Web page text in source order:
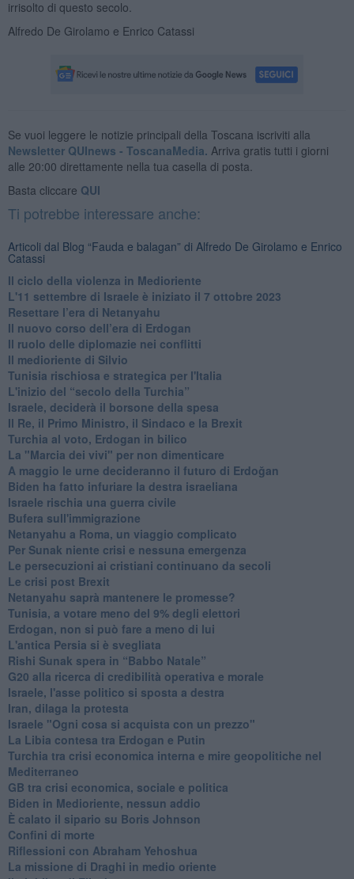
irrisolto di questo secolo.
Alfredo De Girolamo e Enrico Catassi
Se vuoi leggere le notizie principali della Toscana iscriviti alla
Newsletter QUInews - ToscanaMedia. Arriva gratis tutti i giorni
alle 20:00 direttamente nella tua casella di posta.
Basta cliccare QUI
Ti potrebbe interessare anche:
Articoli dal Blog “Fauda e balagan” di Alfredo De Girolamo e Enrico
Catassi
Il ciclo della violenza in Medioriente
L'11 settembre di Israele è iniziato il 7 ottobre 2023
Resettare l’era di Netanyahu
​Il nuovo corso dell’era di Erdogan
Il ruolo delle diplomazie nei conflitti
Il medioriente di Silvio
Tunisia rischiosa e strategica per l'Italia
L'inizio del “secolo della Turchia”
Israele, deciderà il borsone della spesa
Il Re, il Primo Ministro, il Sindaco e la Brexit
Turchia al voto, Erdogan in bilico
La "Marcia dei vivi" per non dimenticare
A maggio le urne decideranno il futuro di Erdoğan
Biden ha fatto infuriare la destra israeliana
Israele rischia una guerra civile
Bufera sull'immigrazione
Netanyahu a Roma, un viaggio complicato
Per Sunak niente crisi e nessuna emergenza
Le persecuzioni ai cristiani continuano da secoli
Le crisi post Brexit
Netanyahu saprà mantenere le promesse?
Tunisia, a votare meno del 9% degli elettori
Erdogan, non si può fare a meno di lui
L'antica Persia si è svegliata
Rishi Sunak spera in “Babbo Natale”
G20 alla ricerca di credibilità operativa e morale
Israele, l'asse politico si sposta a destra
Iran, dilaga la protesta
Israele "Ogni cosa si acquista con un prezzo"
La Libia contesa tra Erdogan e Putin
Turchia tra crisi economica interna e mire geopolitiche nel
Mediterraneo
GB tra crisi economica, sociale e politica
Biden in Medioriente, nessun addio
È calato il sipario su Boris Johnson
Confini di morte
Riflessioni con Abraham Yehoshua
La missione di Draghi in medio oriente